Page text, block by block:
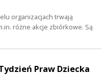
organizacjach trwają
różne akcje zbiórkowe. Są
Praw Dziecka